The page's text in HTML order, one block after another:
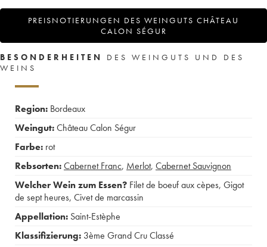
PREISNOTIERUNGEN DES WEINGUTS CHÂTEAU
CALON SÉGUR
BESONDERHEITEN
DES WEINGUTS UND DES
WEINS
Region: Bordeaux
Weingut:Château Calon Ségur
Farbe: rot
Rebsorten:Cabernet Franc, Merlot, Cabernet Sauvignon
Welcher Wein zum Essen? Filet de boeuf aux cèpes, Gigot
de sept heures, Civet de marcassin
Appellation: Saint-Estèphe
Klassifizierung: 3ème Grand Cru Classé